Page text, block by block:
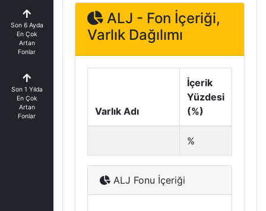
Son 6 Ayda
En Çok
Artan
Fonlar
Son 1 Yılda
En Çok
Artan
Fonlar
ALJ - Fon İçeriği,
Varlık Dağılımı
Varlık Adı
İçerik
Yüzdesi
(%)
%
ALJ Fonu İçeriği